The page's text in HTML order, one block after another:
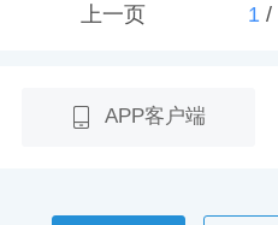
上一页 1/
APP客户端